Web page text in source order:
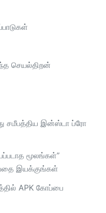
செயல்திறன்
சமீபத்திய இன்ஸ்டா ப்ரோ
மூலங்கள்”
இயக்குங்கள்
APK கோப்பை